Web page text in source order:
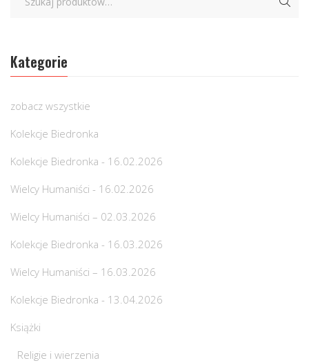
Kategorie
zobacz wszystkie
Kolekcje Biedronka
Kolekcje Biedronka - 16.02.2026
Wielcy Humaniści - 16.02.2026
Wielcy Humaniści – 02.03.2026
Kolekcje Biedronka - 16.03.2026
Wielcy Humaniści – 16.03.2026
Kolekcje Biedronka - 13.04.2026
Książki
Religie i wierzenia